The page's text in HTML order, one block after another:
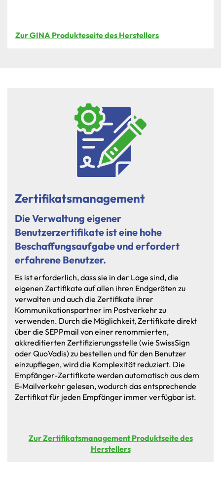
Zur GINA Produkteseite des Herstellers
Zertifikatsmanagement
Die Verwaltung eigener
Benutzerzertifikate ist eine hohe
Beschaffungsaufgabe und erfordert
erfahrene Benutzer.
Es isterforderlich,dasssie in der Lage sind,die
eigenen Zertifikate aufallen ihren Endgeräten zu
verwalten undauch die Zertifikate ihrer
Kommunikationspartner im Postverkehrzu
verwenden. Durch die Möglichkeit,Zertifikate direkt
überdie SEPPmail von einer renommierten,
akkreditierten Zertifizierungsstelle (wie SwissSign
oderQuoVadis) zu bestellen undfürden Benutzer
einzupflegen,wirddie Komplexität reduziert. Die
Empfänger-Zertifikate werden automatisch ausdem
E-Mailverkehrgelesen,wodurch dasentsprechende
Zertifikatfür jeden Empfänger immerverfügbar ist.
Zur Zertifikatsmanagement Produktseite des
Herstellers